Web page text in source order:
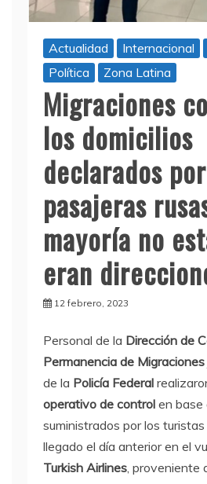
Actualidad Internacional
Política
Zona Latina
Migraciones
los domicilios
declarados por
pasajeras
mayoría no
eran
12 febrero, 2023
Personal de la Dirección de
Permanencia de Migraciones
de la Policía Federal
operativo de control en base
suministrados por los
llegado el día anterior en el
Turkish Airlines, proveniente